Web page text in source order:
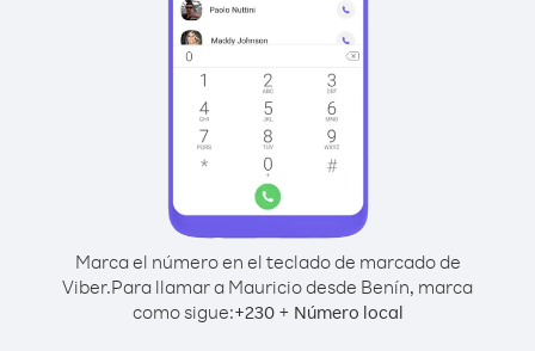
Marca el número en el teclado de marcado de
Viber.Para llamar a Mauricio desde Benín, marca
como sigue:+230+ Número local